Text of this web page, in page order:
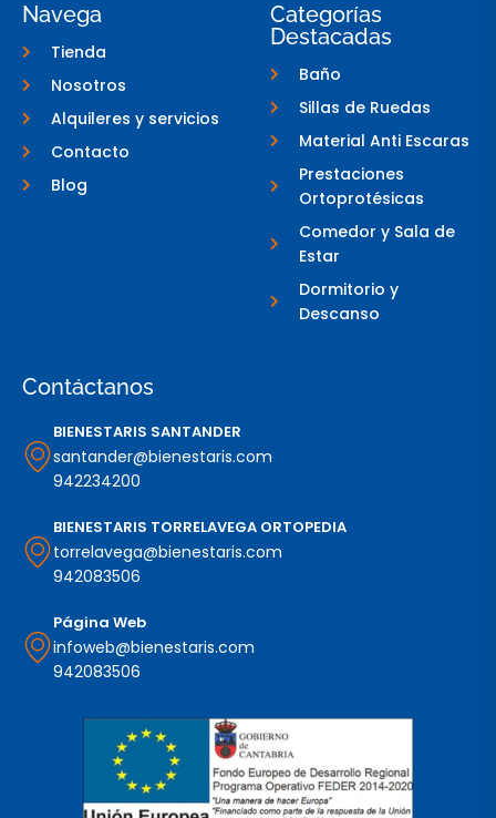
k
f
m
Navega
Tienda
Nosotros
Alquileres y servicios
Contacto
Blog
Categorías
Destacadas
Baño
Sillas de Ruedas
Material Anti Escaras
Prestaciones
Ortoprotésicas
Comedor y Sala de
Estar
Dormitorio y
Descanso
Contáctanos
BIENESTARIS SANTANDER
santander@bienestaris.com
942234200
BIENESTARIS TORRELAVEGA ORTOPEDIA
torrelavega@bienestaris.com
942083506
Página Web
infoweb@bienestaris.com
942083506